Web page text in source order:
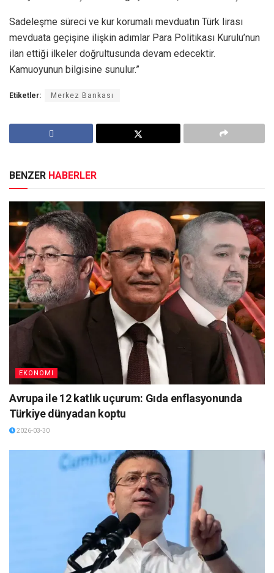
Sadeleşme süreci ve kur korumalı mevduatın Türk lirası
mevduata geçişine ilişkin adımlar Para Politikası Kurulu’nun
ilan ettiği ilkeler doğrultusunda devam edecektir.
Kamuoyunun bilgisine sunulur.”
Etiketler: Merkez Bankası
BENZER HABERLER
EKONOMI
Avrupa ile 12 katlık uçurum: Gıda enflasyonunda
Türkiye dünyadan koptu
2026-03-30